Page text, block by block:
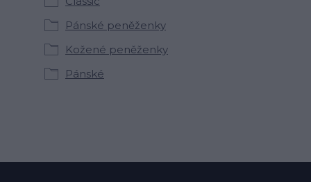
Pánské peněženky
Kožené peněženky
Pánské